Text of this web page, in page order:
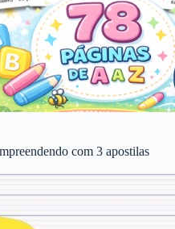
com 3 apostilas